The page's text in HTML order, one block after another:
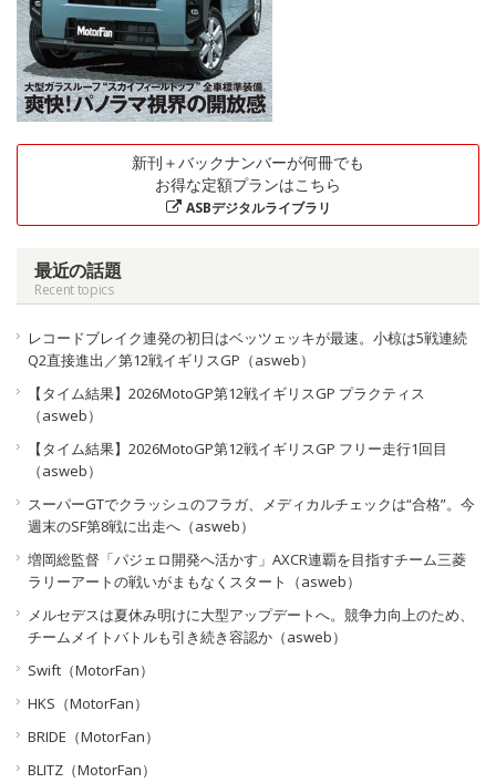
新刊＋バックナンバーが何冊でも
お得な定額プランはこちら
ASBデジタルライブラリ
最近の話題
Recent topics
レコードブレイク連発の初日はベッツェッキが最速。小椋は5戦連続
Q2直接進出／第12戦イギリスGP（asweb）
【タイム結果】2026MotoGP第12戦イギリスGP プラクティス
（asweb）
【タイム結果】2026MotoGP第12戦イギリスGP フリー走行1回目
（asweb）
スーパーGTでクラッシュのフラガ、メディカルチェックは“合格”。今
週末のSF第8戦に出走へ（asweb）
増岡総監督「パジェロ開発へ活かす」AXCR連覇を目指すチーム三菱
ラリーアートの戦いがまもなくスタート（asweb）
メルセデスは夏休み明けに大型アップデートへ。競争力向上のため、
チームメイトバトルも引き続き容認か（asweb）
Swift（MotorFan）
HKS（MotorFan）
BRIDE（MotorFan）
BLITZ（MotorFan）